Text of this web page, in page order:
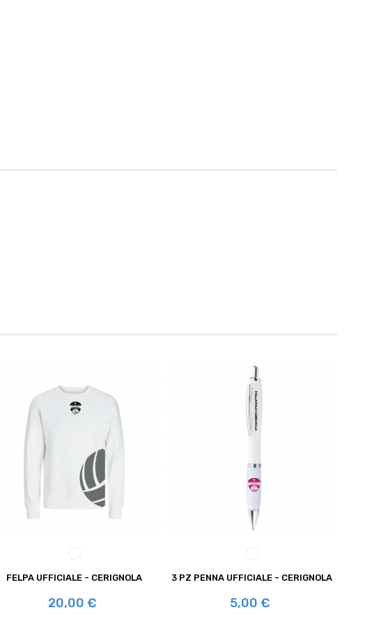
FELPA UFFICIALE - CERIGNOLA
Prezzo
20,00 €
3 PZ PENNA UFFICIALE - CERIGNOLA
Prezzo
5,00 €